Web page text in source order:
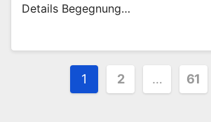
Details Begegnung…
Seitennummerierung
der
1 2 … 61